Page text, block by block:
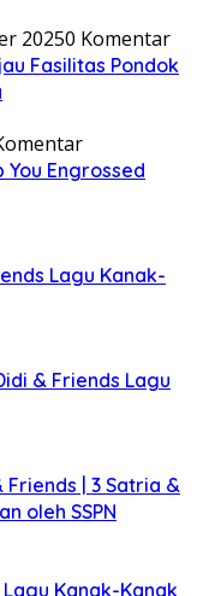
20250 Komentar
Fasilitas Pondok
Engrossed
Lagu Kanak-
& Friends Lagu
Friends | 3 Satria &
oleh SSPN
Kanak-Kanak